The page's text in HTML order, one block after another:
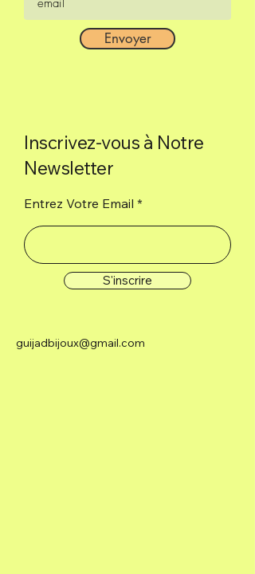
Envoyer
Inscrivez-vous à Notre
Newsletter
Entrez Votre Email
S'inscrire
guijadbijoux@gmail.com